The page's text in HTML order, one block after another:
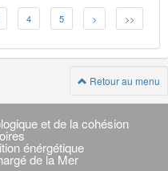
4 5 > >>
Retour au menu
et de la cohésion
énérgétique
de la Mer